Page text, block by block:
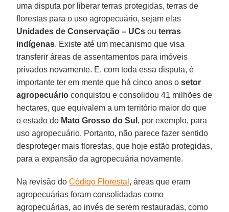
uma disputa por liberar terras protegidas, terras de
florestas para o uso agropecuário, sejam elas
Unidades de Conservação – UCs outerras
indígenas. Existe até um mecanismo que visa
transferir áreas de assentamentos para imóveis
privados novamente. E, com toda essa disputa, é
importante ter em mente que há cinco anos o setor
agropecuário conquistou e consolidou 41 milhões de
hectares, que equivalem a um território maior do que
o estado do Mato Grosso do Sul , por exemplo, para
uso agropecuário. Portanto, não parece fazer sentido
desproteger mais florestas, que hoje estão protegidas,
para a expansão da agropecuária novamente.
Na revisão doCódigo Florestal , áreas que eram
agropecuárias foram consolidadas como
agropecuárias, ao invés de serem restauradas, como